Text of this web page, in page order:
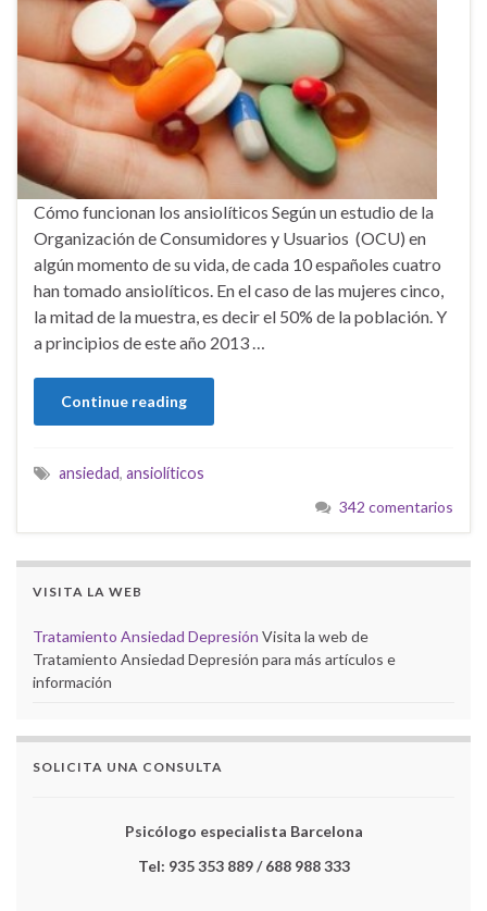
Cómo funcionan los ansiolíticos Según un estudio de la
Organización de Consumidores y Usuarios (OCU) en
algún momento de su vida, de cada 10 españoles cuatro
han tomado ansiolíticos. En el caso de las mujeres cinco,
la mitad de la muestra, es decir el 50% de la población. Y
a principios de este año 2013 …
Continue reading
ansiedad, ansiolíticos
342 comentarios
VISITA LA WEB
Tratamiento Ansiedad Depresión Visita la web de
Tratamiento Ansiedad Depresión para más artículos e
información
SOLICITA UNA CONSULTA
Psicólogo especialista Barcelona
Tel: 935 353 889 / 688 988 333